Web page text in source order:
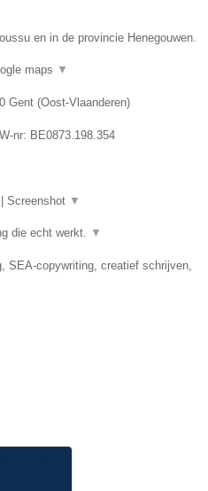
en in de provincie Henegouwen.
maps ▼
Gent (Oost-Vlaanderen)
nr: BE0873.198.354
Screenshot ▼
die echt werkt. ▼
SEA-copywriting, creatief schrijven,